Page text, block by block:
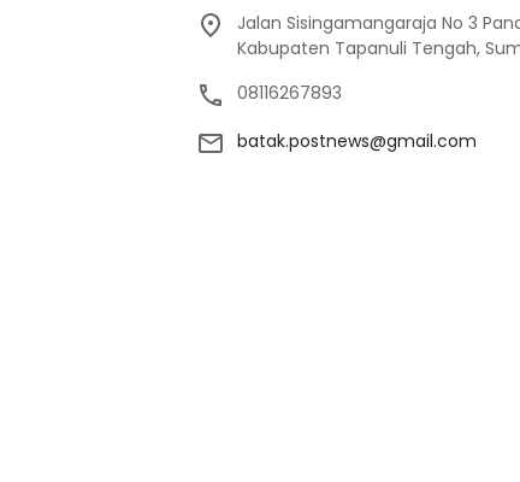
Jalan Sisingamangaraja No 3
Kabupaten Tapanuli Tengah,
08116267893
batak.postnews@gmail.com